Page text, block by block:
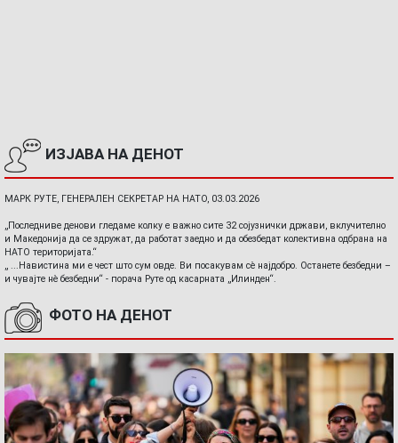
ИЗЈАВА НА ДЕНОТ
МАРК РУТЕ, ГЕНЕРАЛЕН СЕКРЕТАР НА НАТО, 03.03.2026
„Последниве денови гледаме колку е важно сите 32 сојузнички држави, вклучително
и Македонија да се здружат, да работат заедно и да обезбедат колективна одбрана на
НАТО територијата.“
„ ...Навистина ми е чест што сум овде. Ви посакувам сè најдобро. Останете безбедни –
и чувајте нè безбедни“ - порача Руте од касарната „Илинден“.
ФОТО НА ДЕНОТ